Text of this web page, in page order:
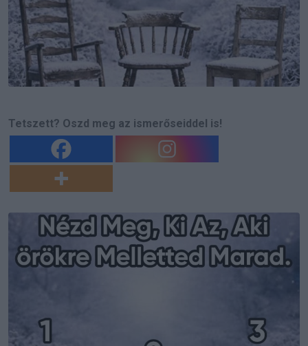
Tetszett? Oszd meg az ismerőseiddel is!